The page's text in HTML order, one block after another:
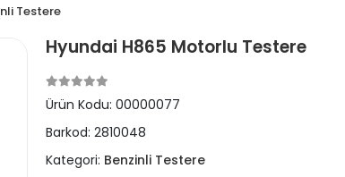
Testere
Hyundai H865 Motorlu Testere
Ürün Kodu:00000077
Barkod:2810048
Kategori: Benzinli Testere